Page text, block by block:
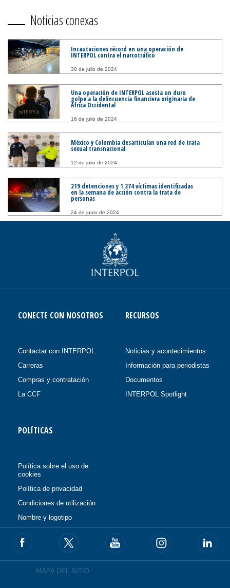
Noticias conexas
Incautaciones récord en una operación de
INTERPOL contra el narcotráfico
30 de julio de 2024
Una operación de INTERPOL asesta un duro
golpe a la delincuencia financiera originaria de
África Occidental
16 de julio de 2024
México y Colombia desarticulan una red de trata
sexual transnacional
12 de julio de 2024
219 detenciones y 1 374 víctimas identificadas
en la semana de acción contra la trata de
personas
24 de junio de 2024
CONECTE CON NOSOTROS
Contactar con INTERPOL
Carreras
Compras y contratación
La CCF
RECURSOS
Noticias y acontecimientos
Información para periodistas
Documentos
INTERPOL Spotlight
POLÍTICAS
Política sobre el uso de
cookies
Política de privacidad
Condiciones de utilización
Nombre y logotipo
MAPA DEL SITIO